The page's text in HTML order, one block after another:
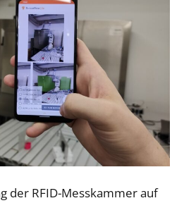
der RFID-Messkammer auf